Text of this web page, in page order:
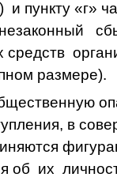
и пункту «г»
средств
размере).
в
об их